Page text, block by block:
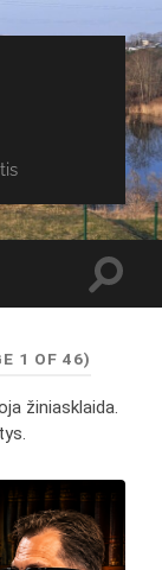
1 OF 46)
žiniasklaida.